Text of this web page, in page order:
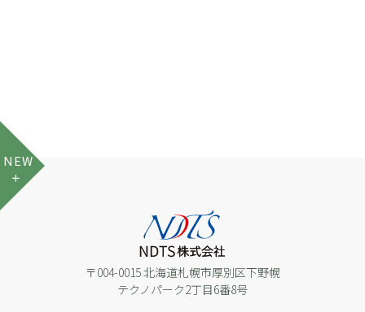
〒004-0015 北海道札幌市厚別区下野幌
テクノパーク2丁目6番8号
NEW